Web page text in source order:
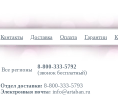
Контакты Доставка Оплата Гарантии
Все регионы
8-800-333-5792
(звонок бесплатный)
Отдел доставки: 8-800-333-5793
Электронная почта: info@artaban.ru